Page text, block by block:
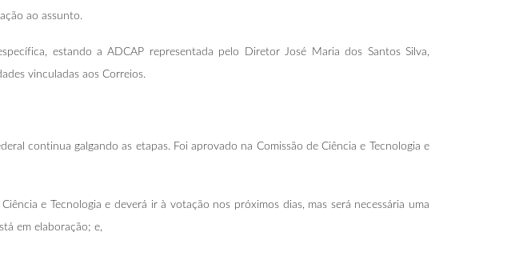
ao assunto.
estando a ADCAP representada pelo Diretor José Maria dos Santos Silva,
vinculadas aos Correios.
continua galgando as etapas. Foi aprovado na Comissão de Ciência e Tecnologia e
e Tecnologia e deverá ir à votação nos próximos dias, mas será necessária uma
em elaboração; e,